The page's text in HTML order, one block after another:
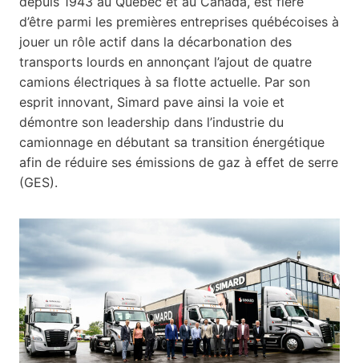
d’être parmi les premières entreprises québécoises à
jouer un rôle actif dans la décarbonation des
transports lourds en annonçant l’ajout de quatre
camions électriques à sa flotte actuelle. Par son
esprit innovant, Simard pave ainsi la voie et
démontre son leadership dans l’industrie du
camionnage en débutant sa transition énergétique
afin de réduire ses émissions de gaz à effet de serre
(GES).